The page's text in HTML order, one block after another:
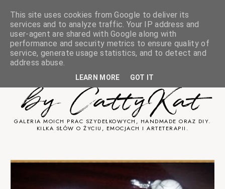
Sztuka Cicha
by CattyKat
GALERIA MOICH PRAC SZYDEŁKOWYCH, HANDMADE ORAZ DIY.
KILKA SŁÓW O ŻYCIU, EMOCJACH I ARTETERAPII.
This site uses cookies from Google to deliver its
services and to analyze traffic. Your IP address and
user-agent are shared with Google along with
performance and security metrics to ensure quality of
service, generate usage statistics, and to detect and
address abuse.
LEARN MORE GOT IT